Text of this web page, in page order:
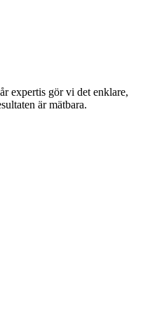
expertis gör vi det enklare,
är mätbara.